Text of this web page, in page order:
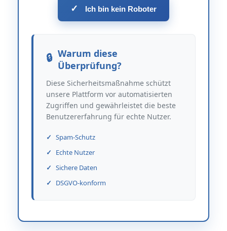
✓ Ich bin kein Roboter
Warum diese
Überprüfung?
Diese Sicherheitsmaßnahme schützt
unsere Plattform vor automatisierten
Zugriffen und gewährleistet die beste
Benutzererfahrung für echte Nutzer.
Spam-Schutz
Echte Nutzer
Sichere Daten
DSGVO-konform